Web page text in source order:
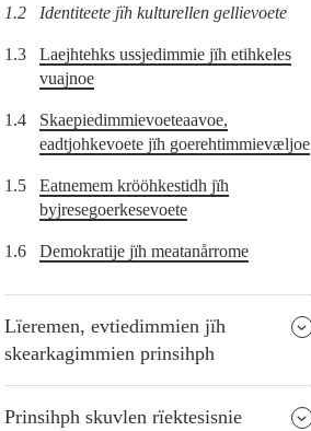
1.2 Identiteete jïh kulturellen gellievoete
1.3
Laejhtehks ussjedimmie jïh etihkeles
vuajnoe
1.4
Skaepiedimmievoeteaavoe,
eadtjohkevoete jïh goerehtimmievæljoe
1.5
Eatnemem krööhkestidh jïh
byjresegoerkesevoete
1.6 Demokratije jïh meatanårrome
Lïeremen, evtiedimmien jïh
skearkagimmien prinsihph
Prinsihph skuvlen rïektesisnie